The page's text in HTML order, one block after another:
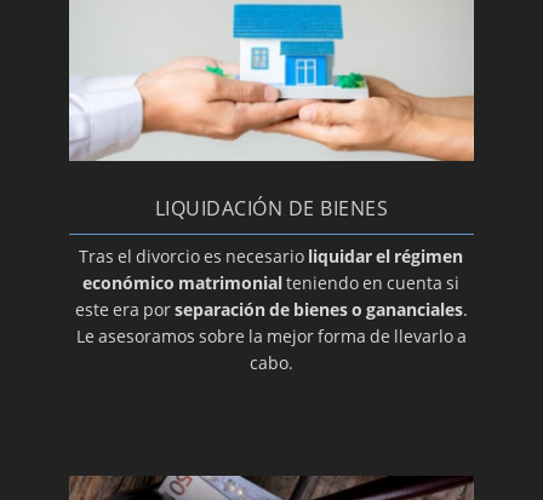
LA PIEDRA ANGULAR DE LOS DIVORCIOS
EXPRÉS
Convenio regulador en el divorcio
Cargos tuitivos
Adopción del menor
PENSIÓN COMPENSATORIA: ¿SE PUEDE
MODIFICAR?
¿Qué tipo de adopción escoger? Abogado de
Familia Valencia
LIQUIDACIÓN DE BIENES
Tras el divorcio es necesario liquidar el régimen
económico matrimonialteniendo en cuenta si
este era porseparación de bienes o gananciales.
Le asesoramos sobre la mejor forma de llevarlo a
cabo.